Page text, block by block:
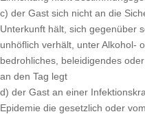
c) der Gast sich nicht an die
Unterkunft hält, sich gegenüber
unhöflich verhält, unter Alkohol-
bedrohliches, beleidigendes
an den Tag legt
d) der Gast an einer
Epidemie die gesetzlich oder